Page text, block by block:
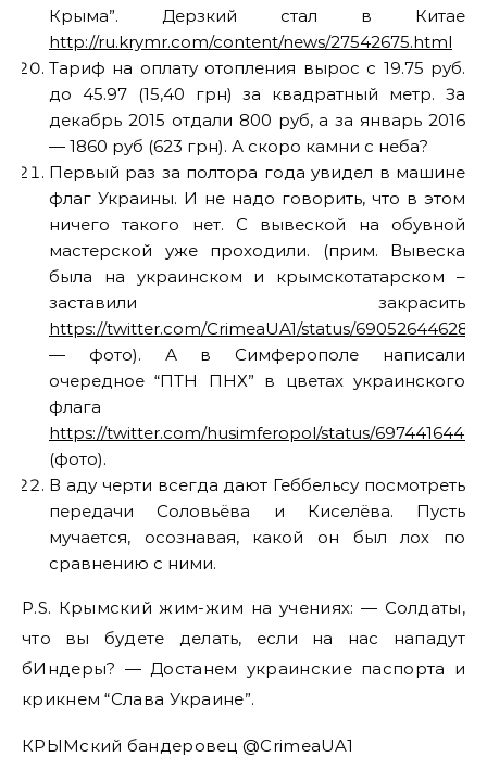
Крыма”. Дерзкий стал в Китае
http://ru.krymr.com/content/news/27542675.html
Тариф на оплату отопления вырос с 19.75 руб.
до 45.97 (15,40 грн) за квадратный метр. За
декабрь 2015 отдали 800 руб, а за январь 2016
— 1860 руб (623 грн). А скоро камни с неба?
Первый раз за полтора года увидел в машине
флаг Украины. И не надо говорить, что в этом
ничего такого нет. С вывеской на обувной
мастерской уже проходили. (прим. Вывеска
была на украинском и крымскотатарском –
заставили закрасить
https://twitter.com/CrimeaUA1/status/
— фото). А в Симферополе написали
очередное “ПТН ПНХ” в цветах украинского
флага
https://twitter.com/husimferopol/status/
(фото).
В аду черти всегда дают Геббельсу посмотреть
передачи Соловьёва и Киселёва. Пусть
мучается, осознавая, какой он был лох по
сравнению с ними.
P.S. Крымский жим-жим на учениях: — Солдаты,
что вы будете делать, если на нас нападут
бИндеры? — Достанем украинские паспорта и
крикнем “Слава Украине”.
КРЫМский бандеровец @CrimeaUA1